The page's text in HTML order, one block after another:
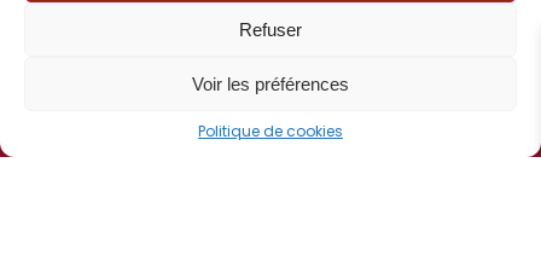
Refuser
Voir les préférences
Politique de cookies
CONTACT
Correspondance :